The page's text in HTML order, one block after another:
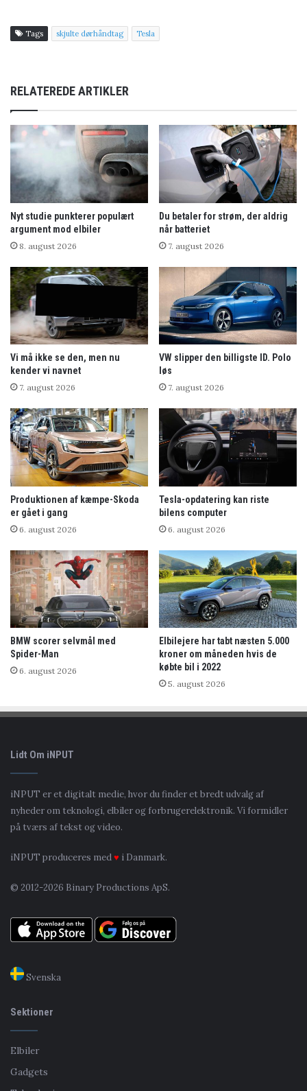
Tags skjulte dørhåndtag Tesla
RELATEREDE ARTIKLER
Nyt studie punkterer populært
argument mod elbiler
8. august 2026
Du betaler for strøm, der aldrig
når batteriet
7. august 2026
Vi må ikke se den, men nu
kender vi navnet
7. august 2026
VW slipper den billigste ID. Polo
løs
7. august 2026
Produktionen af kæmpe-Skoda
er gået i gang
6. august 2026
Tesla-opdatering kan riste
bilens computer
6. august 2026
BMW scorer selvmål med
Spider-Man
6. august 2026
Elbilejere har tabt næsten 5.000
kroner om måneden hvis de
købte bil i 2022
5. august 2026
Lidt Om iNPUT
iNPUT er et digitalt medie, hvor du finder et bredt udvalg af
nyheder om teknologi, elbiler og forbrugerelektronik. Vi formidler
på tværs af tekst og video.
iNPUT produceres med♥ i Danmark.
© 2012-2026 Binary Productions ApS.
Svenska
Sektioner
Elbiler
Gadgets